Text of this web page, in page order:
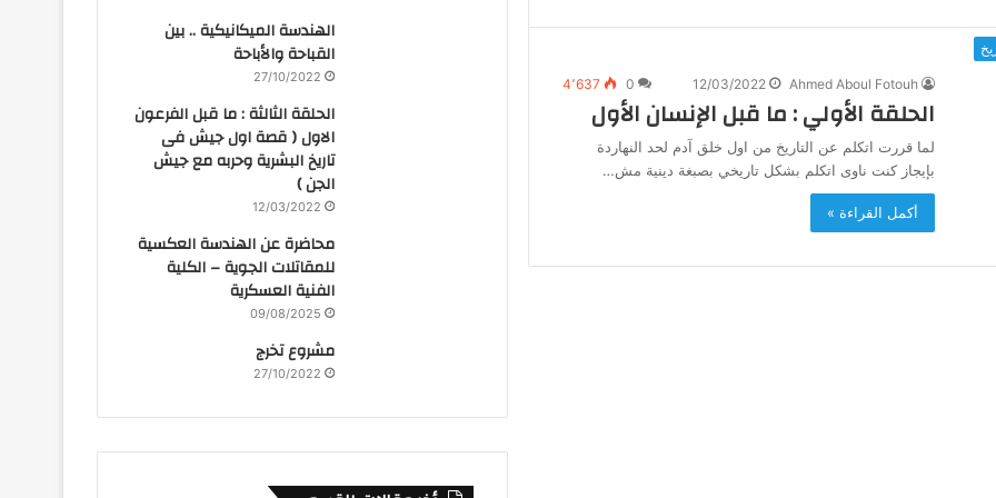
Ahmed Aboul Fotouh
12/03/2022
0 4٬637
الحلقة الأولي : ما قبل الإنسان الأول
لما قررت اتكلم عن التاريخ من اول خلق آدم لحد النهاردة
بإيجاز كنت ناوى اتكلم بشكل تاريخي بصبغة دينية مش…
أكمل القراءة »
الهندسة الميكانيكية .. بين
القباحة والأباحة
27/10/2022
الحلقة الثالثة : ما قبل الفرعون
الاول ( قصة اول جيش فى
تاريخ البشرية وحربه مع جيش
الجن )
12/03/2022
محاضرة عن الهندسة العكسية
للمقاتلات الجوية – الكلية
الفنية العسكرية
09/08/2025
مشروع تخرج
27/10/2022